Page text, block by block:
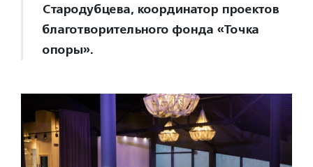
Стародубцева, координатор проектов
благотворительного фонда «Точка
опоры».